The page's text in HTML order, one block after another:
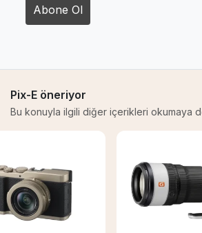
Pix-E öneriyor
Bu konuyla ilgili diğer içerikleri okumaya